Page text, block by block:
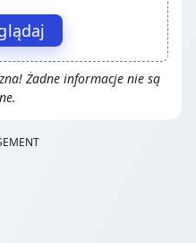
Żadne informacje nie są